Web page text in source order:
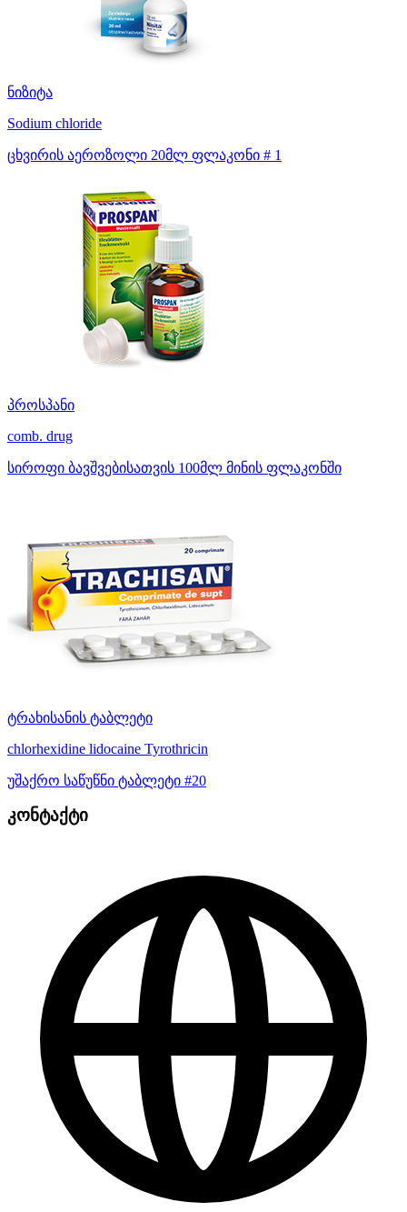
ნიზიტა
Sodium chloride
ცხვირის აეროზოლი 20მლ ფლაკონი # 1
პროსპანი
comb. drug
სიროფი ბავშვებისათვის 100მლ მინის ფლაკონში
ტრახისანის ტაბლეტი
chlorhexidine lidocaine Tyrothricin
უშაქრო საწუწნი ტაბლეტი #20
კონტაქტი